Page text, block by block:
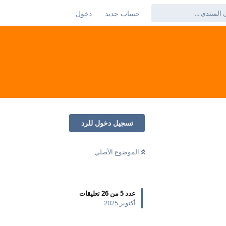
حساب جديد دخول
تسجيل دخول للرد
الموضوع الأصلي
عدد5من 26تعليقات
أكتوبر 2025